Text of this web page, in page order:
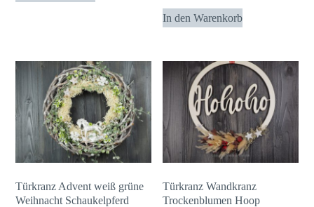
In den Warenkorb
Türkranz Advent weiß grüne
Weihnacht Schaukelpferd
Türkranz Wandkranz
Trockenblumen Hoop